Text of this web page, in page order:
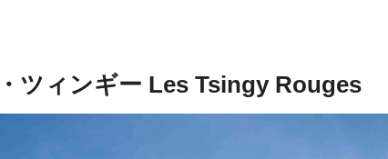
ツィンギー Les Tsingy Rouges